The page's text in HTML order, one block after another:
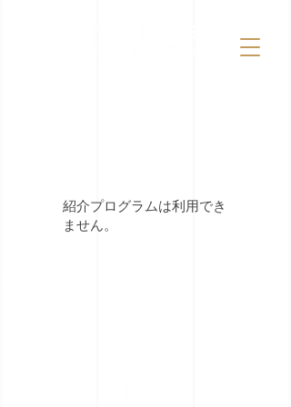
紹介プログラムは利用でき
ません。